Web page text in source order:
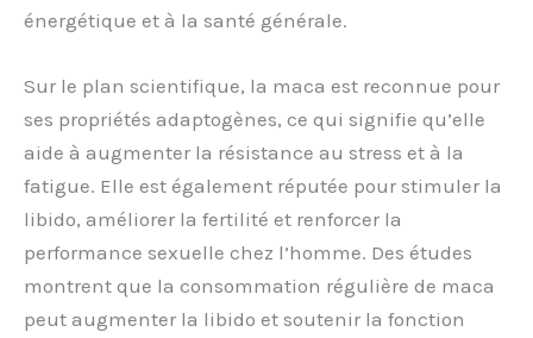
énergétique et à la santé générale.
Sur le plan scientifique, la maca est reconnue pour
ses propriétés adaptogènes, ce qui signifie qu’elle
aide à augmenter la résistance au stress et à la
fatigue. Elle est également réputée pour stimuler la
libido, améliorer la fertilité et renforcer la
performance sexuelle chez l’homme. Des études
montrent que la consommation régulière de maca
peut augmenter la libido et soutenir la fonction